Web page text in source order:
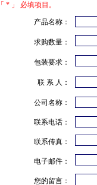
「 * 」 必填项目。
产品名称：
求购数量：
包装要求：
联 系 人：
公司名称：
联系电话：
联系传真：
电子邮件：
您的留言：